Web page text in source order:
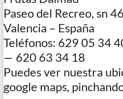
Paseo del Recreo, sn
Valencia‎ – España
Teléfonos: 629 05 34
— 620 63 34 18
Puedes ver nuestra
google maps,